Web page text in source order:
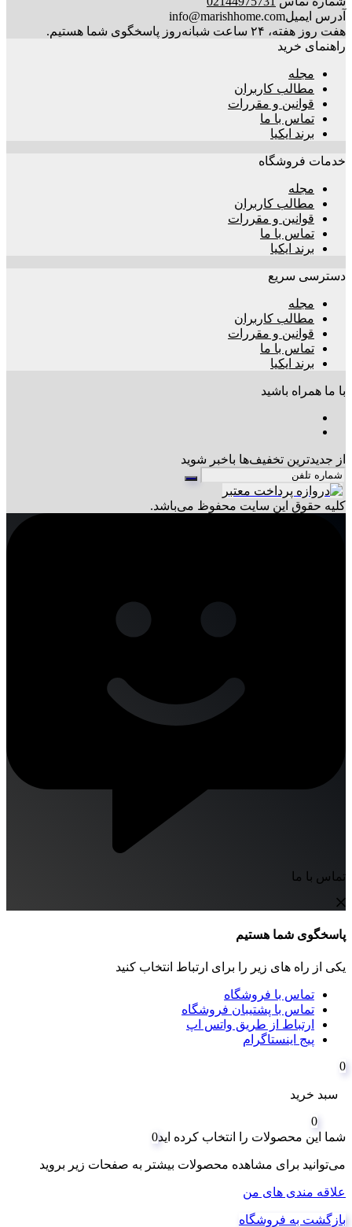
آدرس ایمیلinfo@marishhome.com
هفت روز هفته، ۲۴ ساعت شبانه‌روز پاسخگوی شما هستیم.
راهنمای خرید
مجله
مطالب کاربران
قوانین و مقررات
تماس با ما
برند ایکیا
خدمات فروشگاه
مجله
مطالب کاربران
قوانین و مقررات
تماس با ما
برند ایکیا
دسترسی سریع
مجله
مطالب کاربران
قوانین و مقررات
تماس با ما
برند ایکیا
با ما همراه باشید
از جدیدترین تخفیف‌ها باخبر شوید
کليه حقوق اين سايت محفوظ می‌باشد.
تماس با ما
پاسخگوی شما هستیم
یکی از راه های زیر را برای ارتباط انتخاب کنید
تماس با فروشگاه
تماس با پشتیبان فروشگاه
ارتباط از طریق واتس اپ
پیج اینستاگرام
0
سبد خرید
0
شما این محصولات را انتخاب کرده اید0
می‌توانید برای مشاهده محصولات بیشتر به صفحات زیر بروید
علاقه مندی های من
بازگشت به فروشگاه